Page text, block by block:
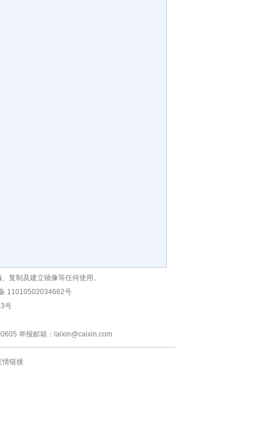
复制及建立镜像等任何使用。
11010502034662号
号
举报邮箱：laixin@caixin.com
情链接